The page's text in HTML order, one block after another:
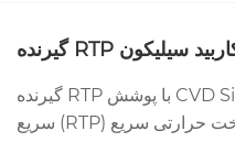
گیرنده RTP با پوشش CVD SiC از VeTek Semiconductor تجهیزات پردازش حرارتی
سریع (RTP) و بازپخت حرارتی سریع (RTA) را که در سراسر تولید نیمه هادی استفاده می